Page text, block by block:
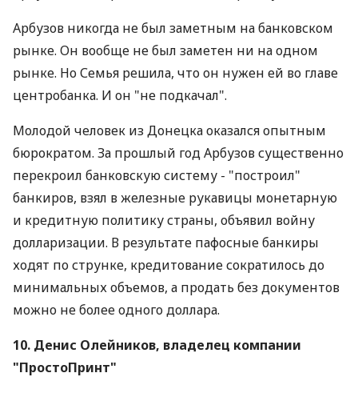
Арбузов никогда не был заметным на банковском
рынке. Он вообще не был заметен ни на одном
рынке. Но Семья решила, что он нужен ей во главе
центробанка. И он "не подкачал".
Молодой человек из Донецка оказался опытным
бюрократом. За прошлый год Арбузов существенно
перекроил банковскую систему - "построил"
банкиров, взял в железные рукавицы монетарную
и кредитную политику страны, объявил войну
долларизации. В результате пафосные банкиры
ходят по струнке, кредитование сократилось до
минимальных объемов, а продать без документов
можно не более одного доллара.
10. Денис Олейников, владелец компании
"ПростоПринт"